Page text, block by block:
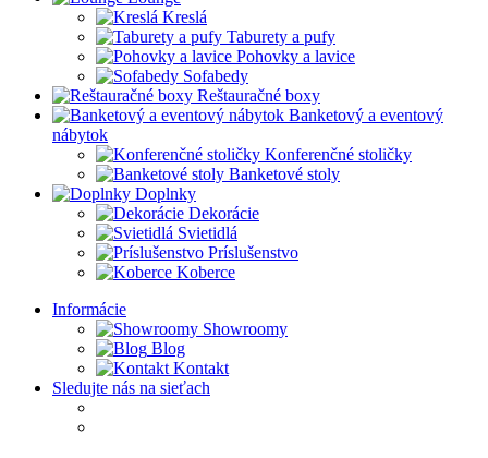
Kreslá
Taburety a pufy
Pohovky a lavice
Sofabedy
Reštauračné boxy
Banketový a eventový
nábytok
Konferenčné stoličky
Banketové stoly
Doplnky
Dekorácie
Svietidlá
Príslušenstvo
Koberce
Informácie
Showroomy
Blog
Kontakt
Sledujte nás na sieťach